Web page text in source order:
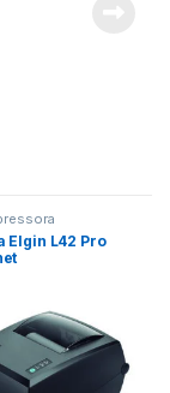
Elgin L42 Pro